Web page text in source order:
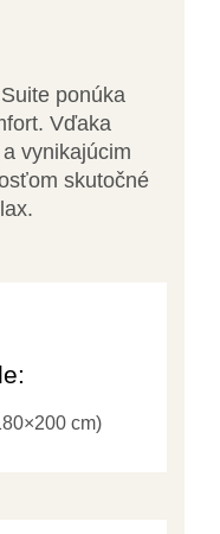
ponúka
Vďaka
vynikajúcim
skutočné
cm)